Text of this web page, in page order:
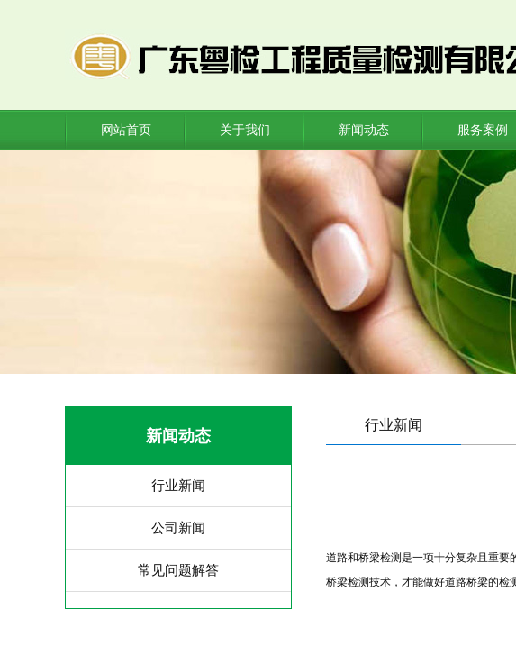
网站首页 关于我们 新闻动态 服务案例
新闻动态
行业新闻
公司新闻
常见问题解答
行业新闻
道路和桥梁检测是一项十分复杂且重要
桥梁检测技术，才能做好道路桥梁的检